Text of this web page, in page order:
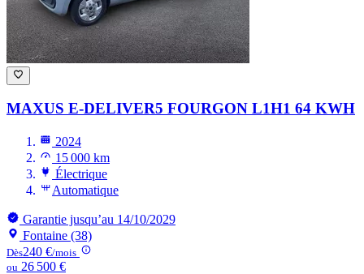
MAXUS E-DELIVER5 FOURGON L1H1 64 KWH
2024
15 000 km
Électrique
Automatique
Garantie jusqu’au 14/10/2029
Fontaine (38)
Dès240 €/mois
ou 26 500 €